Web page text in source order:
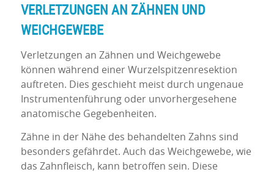
VERLETZUNGEN AN ZÄHNEN UND
WEICHGEWEBE
Verletzungen an Zähnen und Weichgewebe
können während einer Wurzelspitzenresektion
auftreten. Dies geschieht meist durch ungenaue
Instrumentenführung oder unvorhergesehene
anatomische Gegebenheiten.
Zähne in der Nähe des behandelten Zahns sind
besonders gefährdet. Auch das Weichgewebe, wie
das Zahnfleisch, kann betroffen sein. Diese